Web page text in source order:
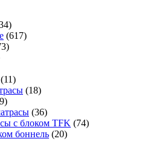
(617)
(11)
(18)
(36)
с блоком TFK (74)
боннель (20)